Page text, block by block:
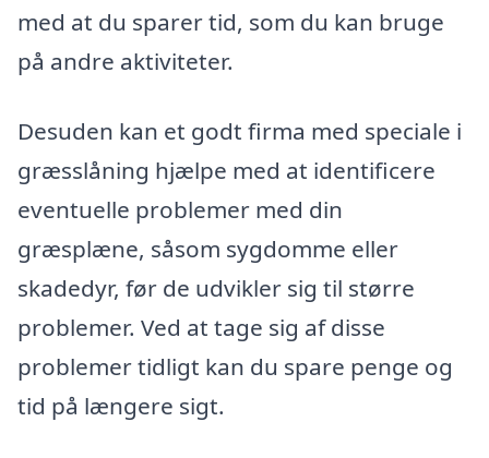
med at du sparer tid, som du kan bruge
på andre aktiviteter.
Desuden kan et godt firma med speciale i
græsslåning hjælpe med at identificere
eventuelle problemer med din
græsplæne, såsom sygdomme eller
skadedyr, før de udvikler sig til større
problemer. Ved at tage sig af disse
problemer tidligt kan du spare penge og
tid på længere sigt.